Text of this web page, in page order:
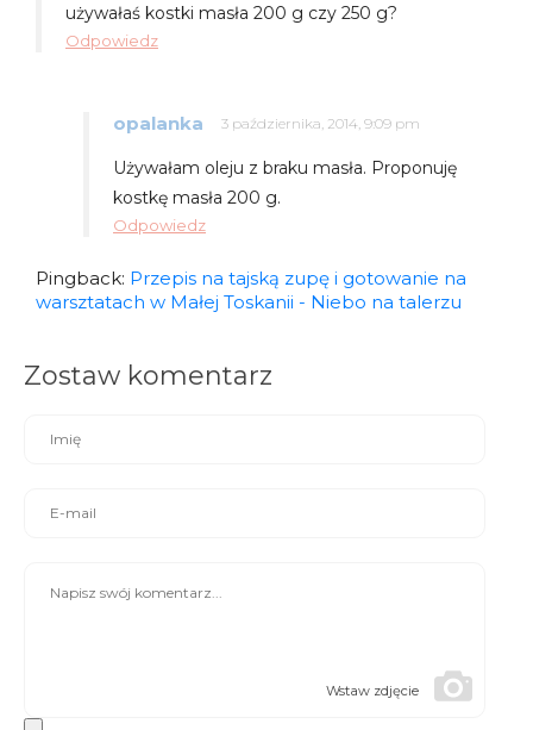
używałaś kostki masła 200 g czy 250 g?
Odpowiedz
opalanka 3 października, 2014, 9:09 pm
Używałam oleju z braku masła. Proponuję
kostkę masła 200 g.
Odpowiedz
Pingback: Przepis na tajską zupę i gotowanie na
warsztatach w Małej Toskanii - Niebo na talerzu
Zostaw komentarz
Wstaw zdjęcie